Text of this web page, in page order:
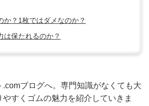
か？1枚ではダメなのか？
は保たれるのか？
.comブログへ。専門知識がなくても大
すくゴムの魅力を紹介していきま